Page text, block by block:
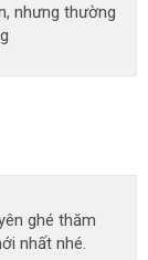
nhưng thường
ghé thăm
nhất nhé.